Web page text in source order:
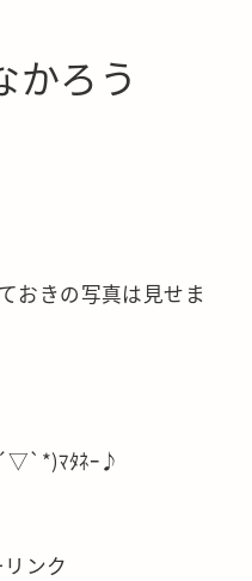
かろう
おきの写真は見せま
ﾏﾀﾈｰ♪
ンク